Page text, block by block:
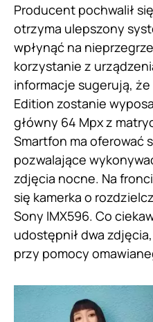
Producent pochwalił
otrzyma ulepszony
wpłynąć na
korzystanie z
informacje sugerują, że
Edition zostanie
główny 64 Mpx z
Smartfon ma oferować
pozwalające
zdjęcia nocne. Na
się kamerka o
Sony IMX596. Co
udostępnił dwa
przy pomocy